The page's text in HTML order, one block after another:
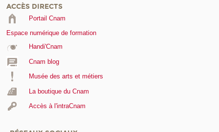
ACCÈS DIRECTS
Portail Cnam
Espace numérique de formation
Handi'Cnam
Cnam blog
Musée des arts et métiers
La boutique du Cnam
Accès à l'intraCnam